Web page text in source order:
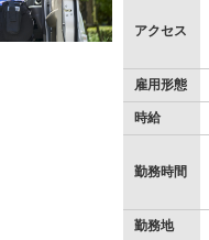
アクセス
雇用形態
時給
勤務時間
勤務地